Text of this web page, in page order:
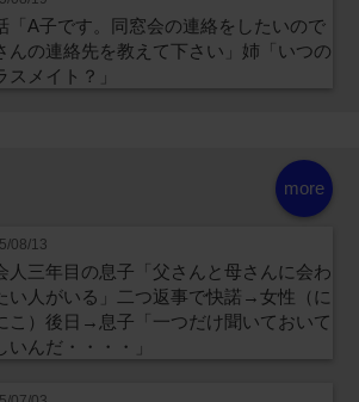
「A子です。同窓会の連絡をしたいので
んの連絡先を教えて下さい」姉「いつの
スメイト？」
more
08/13
人三年目の息子「父さんと母さんに会わ
い人がいる」二つ返事で快諾→女性（に
こ）後日→息子「一つだけ聞いておいて
いんだ・・・・」